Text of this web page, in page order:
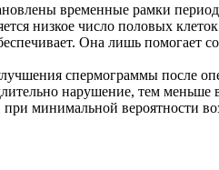
временные рамки
низкое число половых
Она лишь помогает
спермограммы после
нарушение, тем меньше
при минимальной вероятности